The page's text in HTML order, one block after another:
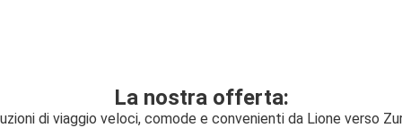
La nostra offerta:
di viaggio veloci, comode e convenienti da Lione verso